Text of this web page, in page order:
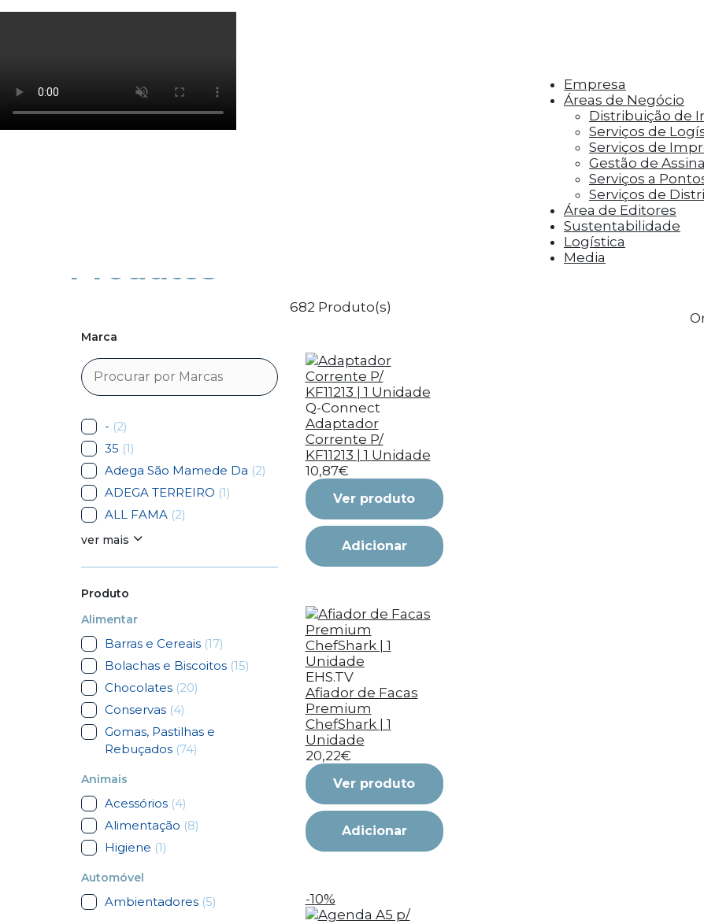
Os cookies de marketing são usados para entregar aos visitantes anúncios personalizados com
Empresa
Áreas de Negócio
Distribuição de
Serviços de
Serviços de
Gestão de
Serviços a
Serviços de
Área de Editores
Sustentabilidade
Logística
Media
Produtos
Marca
- (2)
35 (1)
Adega São Mamede Da (2)
ADEGA TERREIRO (1)
ALL FAMA (2)
ver mais
Produto
Alimentar
Barras e Cereais (17)
Bolachas e Biscoitos (15)
Chocolates (20)
Conservas (4)
Gomas, Pastilhas e
Rebuçados (74)
Animais
Acessórios (4)
Alimentação (8)
Higiene (1)
Automóvel
Ambientadores (5)
682 Produto(s)
Q-Connect
Adaptador
Corrente P/
KF11213 | 1 Unidade
10,87€
Ver produto
Adicionar
EHS.TV
Afiador de Facas
Premium
ChefShark | 1
Unidade
20,22€
Ver produto
Adicionar
-10%